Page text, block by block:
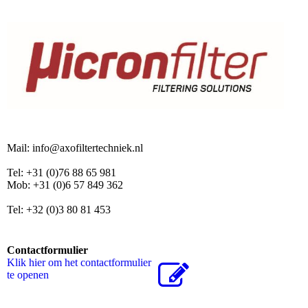
Mail: info@axofiltertechniek.nl
Tel: +31 (0)76 88 65 981
Mob: +31 (0)6 57 849 362
Tel: +32 (0)3 80 81 453
Contactformulier
Klik hier om het contactformulier
te openen